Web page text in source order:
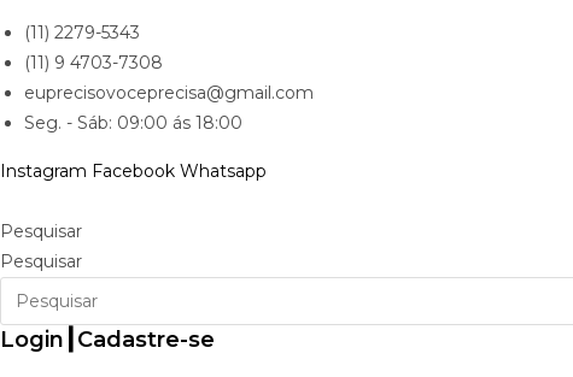
Ir
para
o
conteúdo
(11) 2279-5343
(11) 9 4703-7308
euprecisovoceprecisa@gmail.com
Seg. - Sáb: 09:00 ás 18:00
Instagram Facebook Whatsapp
Pesquisar
Pesquisar
Login┃Cadastre-se